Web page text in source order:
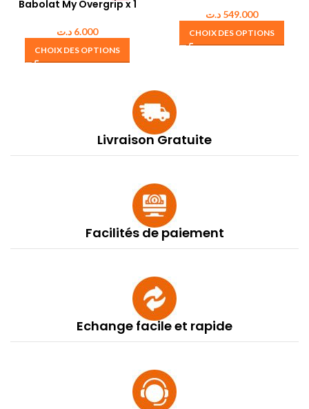
Babolat My Overgrip x 1
6.000 د.ت
CHOIX DES OPTIONS
549.000 د.ت
CHOIX DES OPTIONS
Livraison Gratuite
Facilités de paiement
Echange facile et rapide